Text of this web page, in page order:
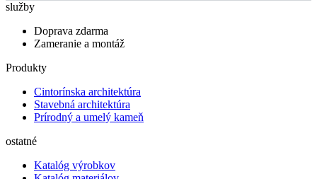
služby
Doprava zdarma
Zameranie a montáž
Produkty
Cintorínska architektúra
Stavebná architektúra
Prírodný a umelý kameň
ostatné
Katalóg výrobkov